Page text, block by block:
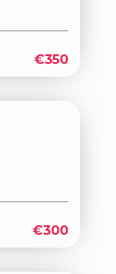
€350
€300